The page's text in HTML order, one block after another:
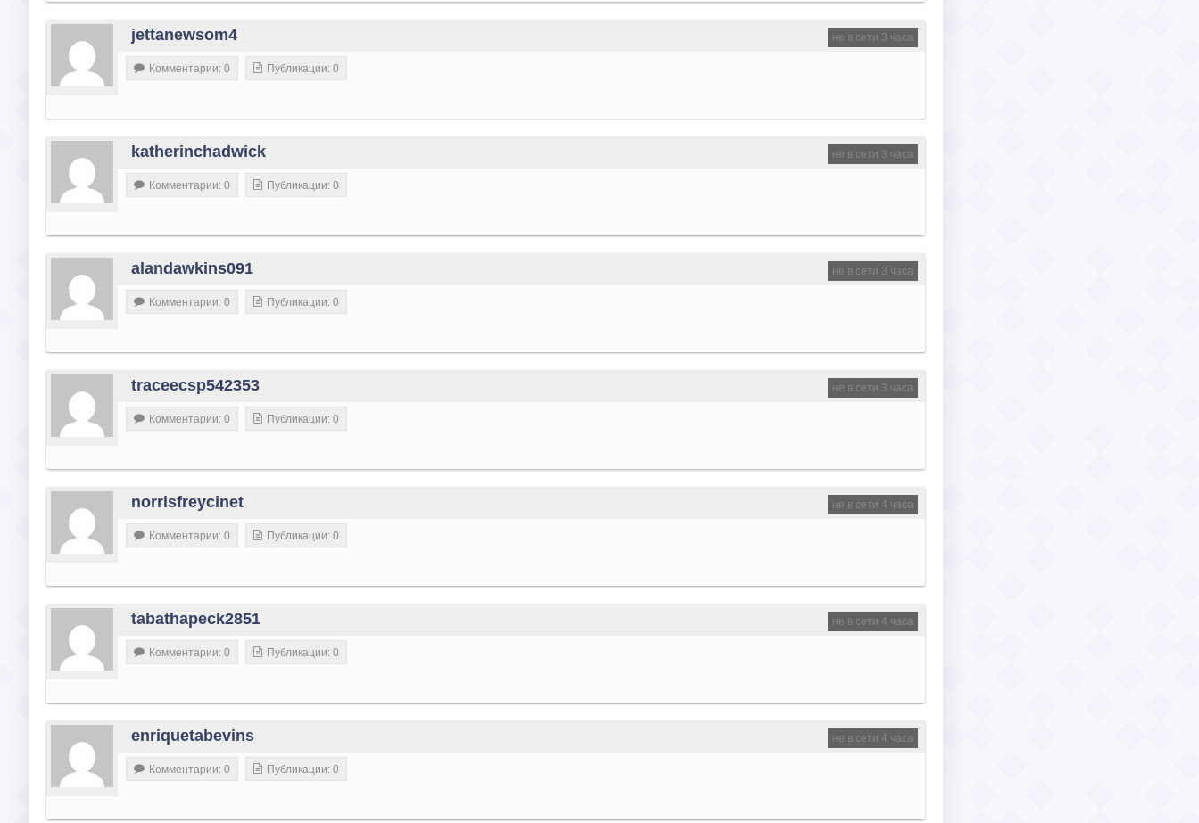
не в сети 3 часа
jettanewsom4
Комментарии: 0 Публикации: 0
не в сети 3 часа
katherinchadwick
Комментарии: 0 Публикации: 0
не в сети 3 часа
alandawkins091
Комментарии: 0 Публикации: 0
не в сети 3 часа
traceecsp542353
Комментарии: 0 Публикации: 0
не в сети 4 часа
norrisfreycinet
Комментарии: 0 Публикации: 0
не в сети 4 часа
tabathapeck2851
Комментарии: 0 Публикации: 0
не в сети 4 часа
enriquetabevins
Комментарии: 0 Публикации: 0